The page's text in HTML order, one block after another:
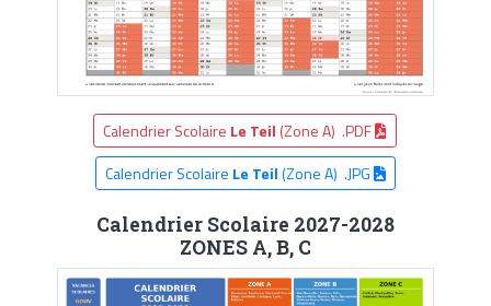
Calendrier Scolaire Le Teil (Zone A) .PDF
Calendrier Scolaire Le Teil(Zone A) .JPG
Calendrier Scolaire 2027-2028
ZONES A, B, C